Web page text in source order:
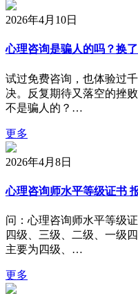
2026年4月10日
心理咨询是骗人的吗？换
试过免费咨询，也体验过
决。反复期待又落空的挫
不是骗人的？…
更多
2026年4月8日
心理咨询师水平等级证书
问：心理咨询师水平等级
四级、三级、二级、一级
主要为四级、…
更多